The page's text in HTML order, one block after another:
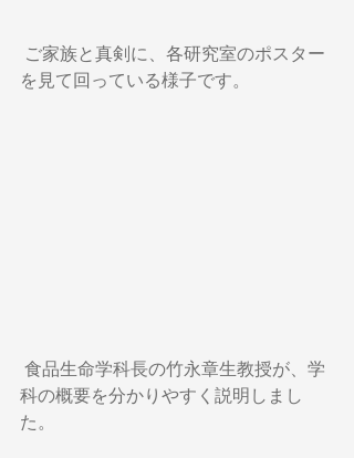
を見て回っている様子です。
科の概要を分かりやすく説明しまし
た。